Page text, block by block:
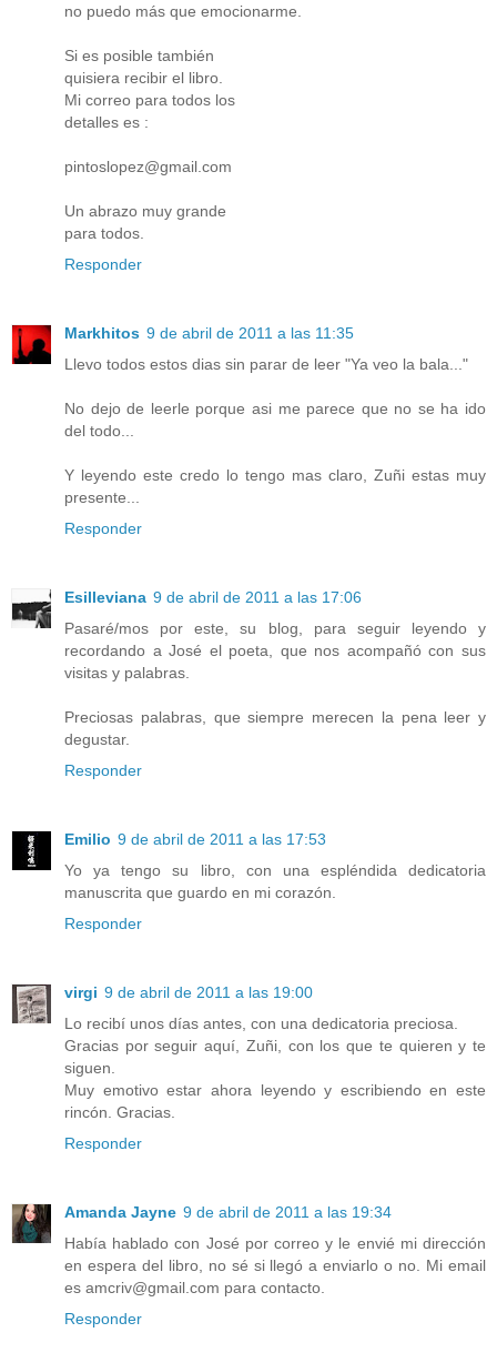
no puedo más que emocionarme.
Si es posible también
quisiera recibir el libro.
Mi correo para todos los
detalles es :
pintoslopez@gmail.com
Un abrazo muy grande
para todos.
Responder
Markhitos 9 de abril de 2011 a las 11:35
Llevo todos estos dias sin parar de leer "Ya veo la bala..."
No dejo de leerle porque asi me parece que no se ha ido
del todo...
Y leyendo este credo lo tengo mas claro, Zuñi estas muy
presente...
Responder
Esilleviana 9 de abril de 2011 a las 17:06
Pasaré/mos por este, su blog, para seguir leyendo y
recordando a José el poeta, que nos acompañó con sus
visitas y palabras.
Preciosas palabras, que siempre merecen la pena leer y
degustar.
Responder
Emilio 9 de abril de 2011 a las 17:53
Yo ya tengo su libro, con una espléndida dedicatoria
manuscrita que guardo en mi corazón.
Responder
virgi 9 de abril de 2011 a las 19:00
Lo recibí unos días antes, con una dedicatoria preciosa.
Gracias por seguir aquí, Zuñi, con los que te quieren y te
siguen.
Muy emotivo estar ahora leyendo y escribiendo en este
rincón. Gracias.
Responder
Amanda Jayne 9 de abril de 2011 a las 19:34
Había hablado con José por correo y le envié mi dirección
en espera del libro, no sé si llegó a enviarlo o no. Mi email
es amcriv@gmail.com para contacto.
Responder